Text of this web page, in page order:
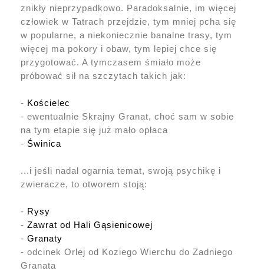
znikły nieprzypadkowo. Paradoksalnie, im więcej
człowiek w Tatrach przejdzie, tym mniej pcha się
w popularne, a niekoniecznie banalne trasy, tym
więcej ma pokory i obaw, tym lepiej chce się
przygotować. A tymczasem śmiało może
próbować sił na szczytach takich jak:
- Kościelec
- ewentualnie Skrajny Granat, choć sam w sobie
na tym etapie się już mało opłaca
- Świnica
...i jeśli nadal ogarnia temat, swoją psychikę i
zwieracze, to otworem stoją:
- Rysy
- Zawrat od Hali Gąsienicowej
- Granaty
- odcinek Orlej od Koziego Wierchu do Zadniego
Granata